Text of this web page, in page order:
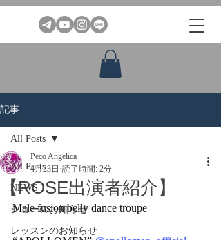
記事
All Posts
NEWS
ショーのお知らせ
レッスンのお知らせ
All Posts
【ROSE出演者紹介】
Peco Angelica
4月23日 読了時間: 2分
Male fusion belly dance troupe